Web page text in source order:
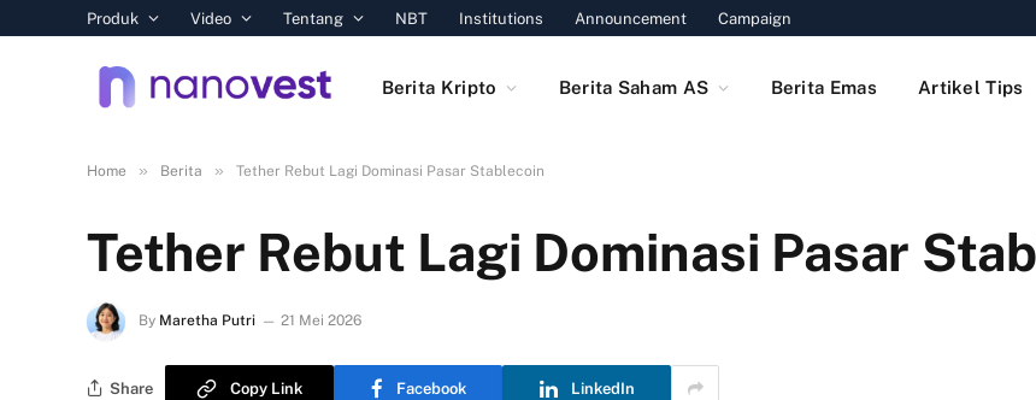
Produk Video Tentang NBT Institutions Announcement Campaign
Berita Kripto Berita Saham AS Berita Emas Artikel Tips
Home » Berita » Tether Rebut Lagi Dominasi Pasar Stablecoin
Tether Rebut Lagi Dominasi Pasar
By Maretha Putri 21 Mei 2026
Share Copy Link Facebook LinkedIn